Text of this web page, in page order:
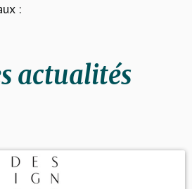
:
actualités